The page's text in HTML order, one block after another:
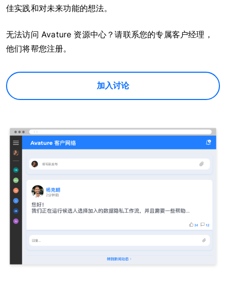
佳实践和对未来功能的想法。
无法访问 Avature 资源中心？请联系您的专属客户经理，
他们将帮您注册。
加入讨论